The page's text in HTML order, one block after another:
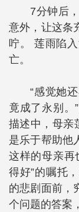
7分钟后
意外，让这条
咛。 莲雨陷
亡。
“感觉她
竟成了永别。
描述中，母亲
是乐于帮助他
这样的母亲再
得好”的嘱托
的悲剧面前，
个问题的答案